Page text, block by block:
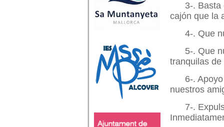
3-. Basta
cajón que la
4-. Que
5-. Que
tranquilas
6-.
nuestros
7-.